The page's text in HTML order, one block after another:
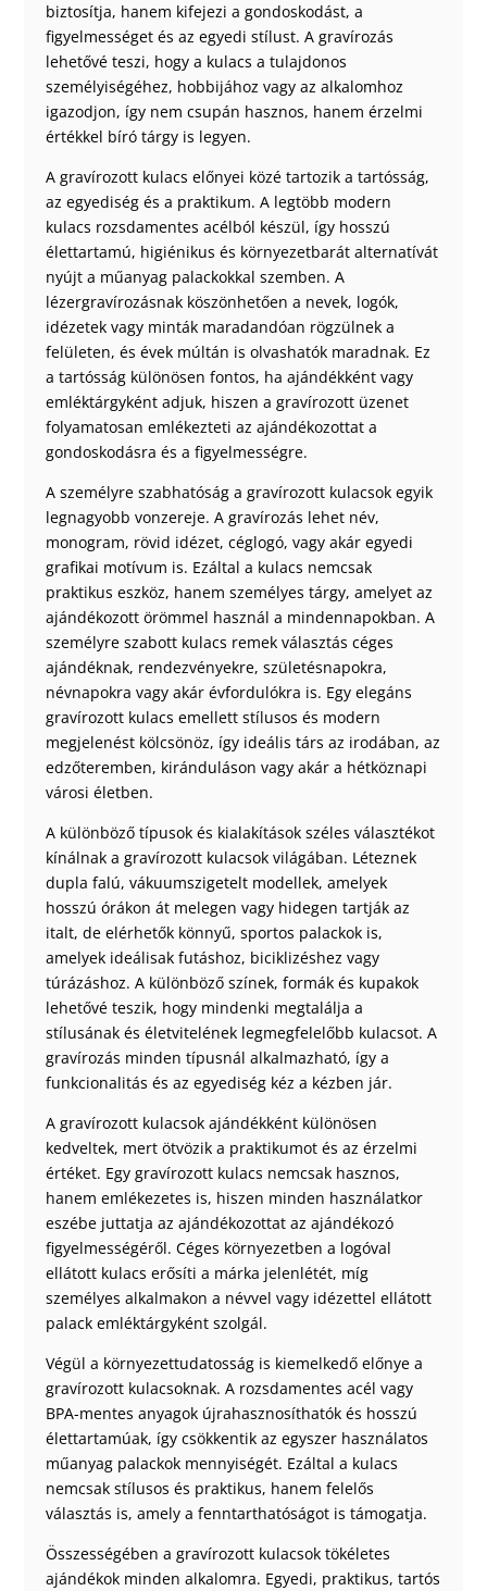
biztosítja, hanem kifejezi a gondoskodást, a
figyelmességet és az egyedi stílust. A gravírozás
lehetővé teszi, hogy a kulacs a tulajdonos
személyiségéhez, hobbijához vagy az alkalomhoz
igazodjon, így nem csupán hasznos, hanem érzelmi
értékkel bíró tárgy is legyen.
A gravírozott kulacs előnyei közé tartozik a tartósság,
az egyediség és a praktikum. A legtöbb modern
kulacs rozsdamentes acélból készül, így hosszú
élettartamú, higiénikus és környezetbarát alternatívát
nyújt a műanyag palackokkal szemben. A
lézergravírozásnak köszönhetően a nevek, logók,
idézetek vagy minták maradandóan rögzülnek a
felületen, és évek múltán is olvashatók maradnak. Ez
a tartósság különösen fontos, ha ajándékként vagy
emléktárgyként adjuk, hiszen a gravírozott üzenet
folyamatosan emlékezteti az ajándékozottat a
gondoskodásra és a figyelmességre.
A személyre szabhatóság a gravírozott kulacsok egyik
legnagyobb vonzereje. A gravírozás lehet név,
monogram, rövid idézet, céglogó, vagy akár egyedi
grafikai motívum is. Ezáltal a kulacs nemcsak
praktikus eszköz, hanem személyes tárgy, amelyet az
ajándékozott örömmel használ a mindennapokban. A
személyre szabott kulacs remek választás céges
ajándéknak, rendezvényekre, születésnapokra,
névnapokra vagy akár évfordulókra is. Egy elegáns
gravírozott kulacs emellett stílusos és modern
megjelenést kölcsönöz, így ideális társ az irodában, az
edzőteremben, kiránduláson vagy akár a hétköznapi
városi életben.
A különböző típusok és kialakítások széles választékot
kínálnak a gravírozott kulacsok világában. Léteznek
dupla falú, vákuumszigetelt modellek, amelyek
hosszú órákon át melegen vagy hidegen tartják az
italt, de elérhetők könnyű, sportos palackok is,
amelyek ideálisak futáshoz, biciklizéshez vagy
túrázáshoz. A különböző színek, formák és kupakok
lehetővé teszik, hogy mindenki megtalálja a
stílusának és életvitelének legmegfelelőbb kulacsot. A
gravírozás minden típusnál alkalmazható, így a
funkcionalitás és az egyediség kéz a kézben jár.
A gravírozott kulacsok ajándékként különösen
kedveltek, mert ötvözik a praktikumot és az érzelmi
értéket. Egy gravírozott kulacs nemcsak hasznos,
hanem emlékezetes is, hiszen minden használatkor
eszébe juttatja az ajándékozottat az ajándékozó
figyelmességéről. Céges környezetben a logóval
ellátott kulacs erősíti a márka jelenlétét, míg
személyes alkalmakon a névvel vagy idézettel ellátott
palack emléktárgyként szolgál.
Végül a környezettudatosság is kiemelkedő előnye a
gravírozott kulacsoknak. A rozsdamentes acél vagy
BPA-mentes anyagok újrahasznosíthatók és hosszú
élettartamúak, így csökkentik az egyszer használatos
műanyag palackok mennyiségét. Ezáltal a kulacs
nemcsak stílusos és praktikus, hanem felelős
választás is, amely a fenntarthatóságot is támogatja.
Összességében a gravírozott kulacsok tökéletes
ajándékok minden alkalomra. Egyedi, praktikus, tartós